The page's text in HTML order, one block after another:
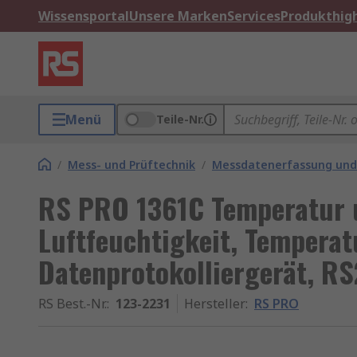
WissensportalUnsere MarkenServices
Menü Teile-Nr.
/ Mess- und Prüftechnik / Messdatenerfassung
RS PRO 1361C
Luftfeuchtigkeit,
Datenprotokolliergerät,
RS Best.-Nr.: 123-2231 Hersteller: RS PRO